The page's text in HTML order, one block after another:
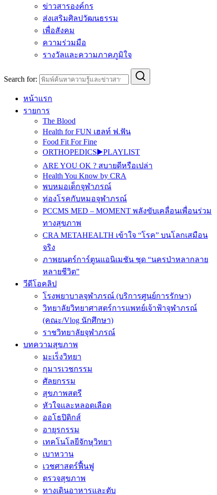
ข่าวสารองค์กร
ส่งเสริมศิลปวัฒนธรรม
เพื่อสังคม
ความร่วมมือ
รางวัลและความภาคภูมิใจ
Search for:
หน้าแรก
รายการ
The Blood
Health for FUN เฮลท์ ฟ.ฟัน
Food Fit For Fine
ORTHOPEDICS▶️PLAYLIST
ARE YOU OK ? สบายดีหรือเปล่า
Health You Know by CRA
พบหมอเด็กจุฬาภรณ์
ท่องโรคกับหมอจุฬาภรณ์
PCCMS MED – MOMENT พลังขับเคลื่อนเพื่อนร่วม
ทางสุขภาพ
CRA METAHEALTH เข้าใจ “โรค” บนโลกเสมือน
จริง
ภาพยนตร์การ์ตูนแอนิเมชัน ชุด “นครป่าหลากลาย
หลายชีวิต”
วีดีโอคลิป
โรงพยาบาลจุฬาภรณ์ (บริการศูนย์การรักษา)
วิทยาลัยวิทยาศาสตร์การแพทย์เจ้าฟ้าจุฬาภรณ์
(คณะ/Vlog นักศึกษา)
ราชวิทยาลัยจุฬาภรณ์
บทความสุขภาพ
มะเร็งวิทยา
กุมารเวชกรรม
ศัลยกรรม
สุขภาพสตรี
หัวใจและหลอดเลือด
ออโธปิดิกส์
อายุรกรรม
เทคโนโลยีจักษุวิทยา
เบาหวาน
เวชศาสตร์ฟื้นฟู
ตรวจสุขภาพ
ทางเดินอาหารและตับ